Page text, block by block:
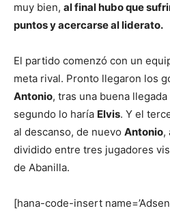
muy bien, al final hubo que
puntos y acercarse al liderato.
El partido comenzó con un
meta rival. Pronto llegaron los
Antonio, tras una buena
segundo lo haría Elvis. Y el
al descanso, de nuevo Antonio,
dividido entre tres jugadores
de Abanilla.
[hana-code-insert